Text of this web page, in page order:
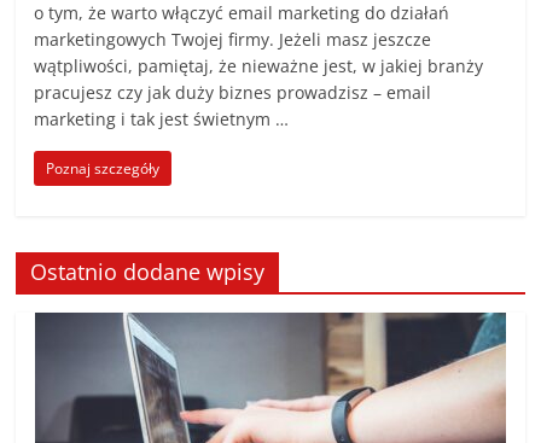
o tym, że warto włączyć email marketing do działań
marketingowych Twojej firmy. Jeżeli masz jeszcze
wątpliwości, pamiętaj, że nieważne jest, w jakiej branży
pracujesz czy jak duży biznes prowadzisz – email
marketing i tak jest świetnym …
Poznaj szczegóły
Ostatnio dodane wpisy